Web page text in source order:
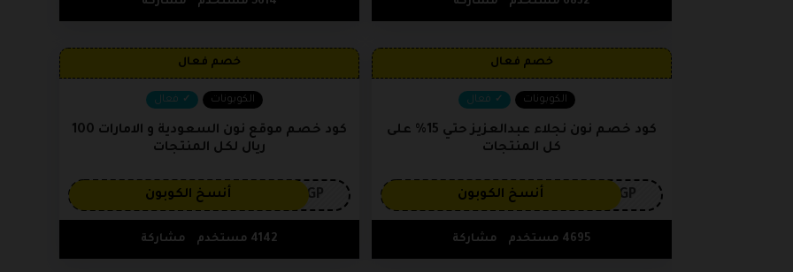
خصم فعال
الكوبونات فعال
كود خصم نون نجلاء عبدالعزيز حتي 15% على
كل المنتجات
3GP أنسخ الكوبون
4695 مستخدم مشاركة
خصم فعال
الكوبونات فعال
كود خصم موقع نون السعودية و الامارات 100
ريال لكل المنتجات
3GP أنسخ الكوبون
4142 مستخدم مشاركة